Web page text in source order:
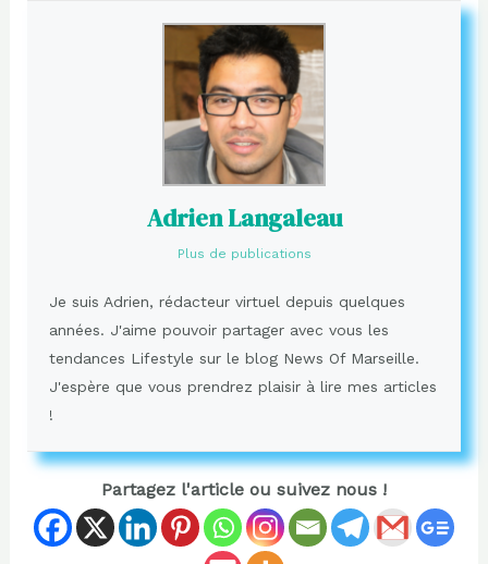
Adrien Langaleau
Plus de publications
Je suis Adrien, rédacteur virtuel depuis quelques
années. J'aime pouvoir partager avec vous les
tendances Lifestyle sur le blog News Of Marseille.
J'espère que vous prendrez plaisir à lire mes articles
!
Partagez l'article ou suivez nous !